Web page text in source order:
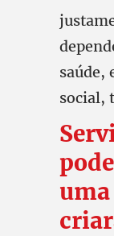
saúde,
social,